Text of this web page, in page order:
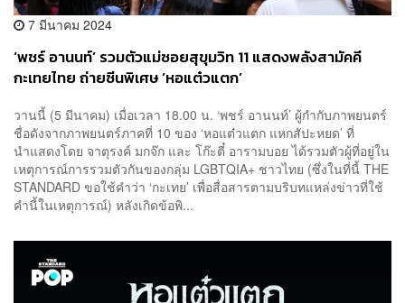
7 มีนาคม 2024
‘พชร์ อานนท์’ รวมตัวแม่ซอยสุขุมวิท 11 แสดงพลังสามัคคี
กะเทยไทย ถ่ายซีนพิเศษ ‘หอแต๋วแตก’
วานนี้ (5 มีนาคม) เมื่อเวลา 18.00 น. ‘พชร์ อานนท์’ ผู้กำกับภาพยนตร์
ชื่อดังจากภาพยนตร์ภาคที่ 10 ของ ‘หอแต๋วแตก แหกสัปะหยด’ ที่
นำแสดงโดย จาตุรงค์ มกจ๊ก และ โก๊ะตี๋ อารามบอย ได้รวมตัวผู้ที่อยู่ใน
เหตุการณ์การรวมตัวกันของกลุ่ม LGBTQIA+ ชาวไทย (ซึ่งในที่นี้ THE
STANDARD ขอใช้คำว่า ‘กะเทย’ เพื่อสื่อสารตามบริบทแหล่งข่าวที่ใช้
คำนี้ในเหตุการณ์) หลังเกิดข้อพิ...